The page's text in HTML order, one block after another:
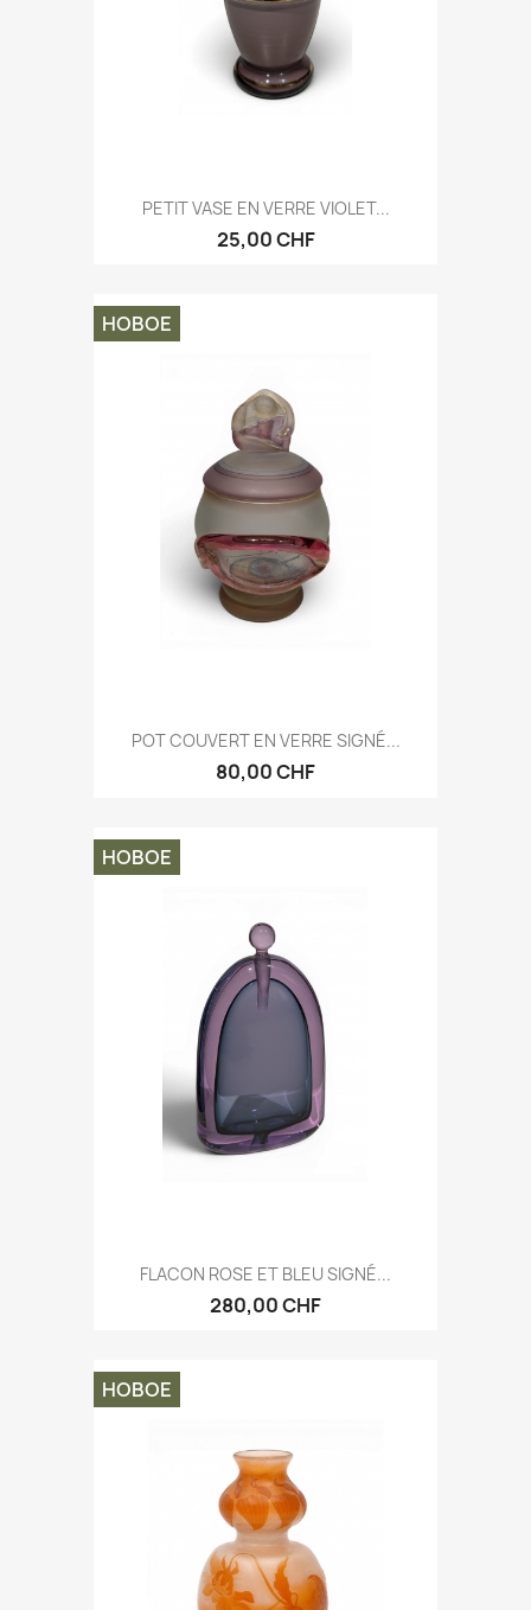
PETIT VASE EN VERRE VIOLET...
25,00 CHF
POT COUVERT EN VERRE SIGNÉ...
80,00 CHF
НОВОЕ
FLACON ROSE ET BLEU SIGNÉ...
280,00 CHF
НОВОЕ
НОВОЕ